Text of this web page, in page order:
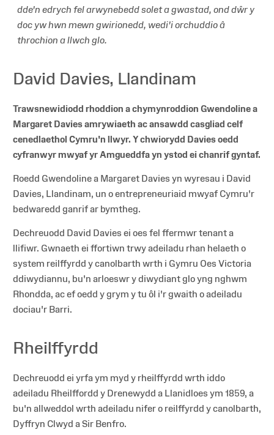
dde'n edrych fel arwynebedd solet a gwastad, ond dŵr y
doc yw hwn mewn gwirionedd, wedi'i orchuddio â
throchion a llwch glo.
David Davies, Llandinam
Trawsnewidiodd rhoddion a chymynroddion Gwendoline a
Margaret Davies amrywiaeth ac ansawdd casgliad celf
cenedlaethol Cymru'n llwyr. Y chwiorydd Davies oedd
cyfranwyr mwyaf yr Amgueddfa yn ystod ei chanrif gyntaf.
Roedd Gwendoline a Margaret Davies yn wyresau i David
Davies, Llandinam, un o entrepreneuriaid mwyaf Cymru'r
bedwaredd ganrif ar bymtheg.
Dechreuodd David Davies ei oes fel ffermwr tenant a
llifiwr. Gwnaeth ei ffortiwn trwy adeiladu rhan helaeth o
system reilffyrdd y canolbarth wrth i Gymru Oes Victoria
ddiwydiannu, bu'n arloeswr y diwydiant glo yng nghwm
Rhondda, ac ef oedd y grym y tu ôl i'r gwaith o adeiladu
dociau'r Barri.
Rheilffyrdd
Dechreuodd ei yrfa ym myd y rheilffyrdd wrth iddo
adeiladu Rheilffordd y Drenewydd a Llanidloes ym 1859, a
bu'n allweddol wrth adeiladu nifer o reilffyrdd y canolbarth,
Dyffryn Clwyd a Sir Benfro.